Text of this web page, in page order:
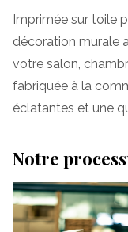
Imprimée sur toile
décoration murale
votre salon,
fabriquée à la
éclatantes et une
Notre